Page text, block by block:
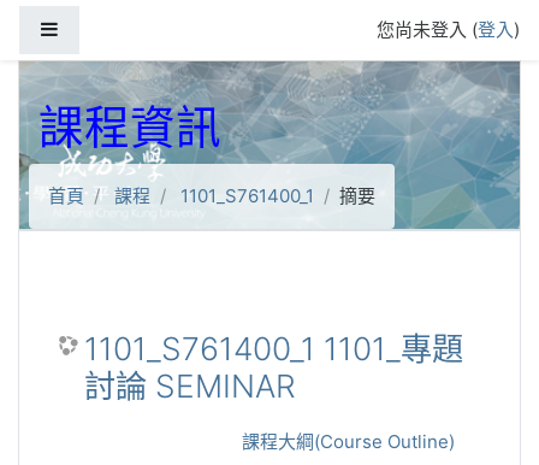
您尚未登入 (登入)
課程資訊
首頁 課程 1101_S761400_1 摘要
1101_S761400_1 1101_專題
討論 SEMINAR
課程大綱(Course Outline)